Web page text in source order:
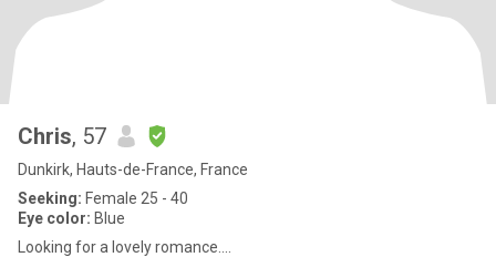
Chris, 57
Dunkirk, Hauts-de-France, France
Seeking: Female 25 - 40
Eye color: Blue
Looking for a lovely romance....